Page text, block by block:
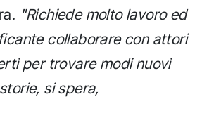
"Richiede molto lavoro ed
collaborare con attori
per trovare modi nuovi
si spera,